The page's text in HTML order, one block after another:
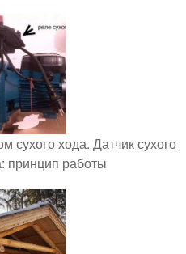
сухого хода. Датчик сухого
принцип работы